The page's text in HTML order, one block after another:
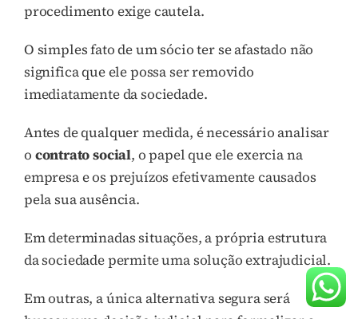
procedimento exige cautela.
O simples fato de um sócio ter se afastado não
significa que ele possa ser removido
imediatamente da sociedade.
Antes de qualquer medida, é necessário analisar
o contrato social, o papel que ele exercia na
empresa e os prejuízos efetivamente causados
pela sua ausência.
Em determinadas situações, a própria estrutura
da sociedade permite uma solução extrajudicial.
Em outras, a única alternativa segura será